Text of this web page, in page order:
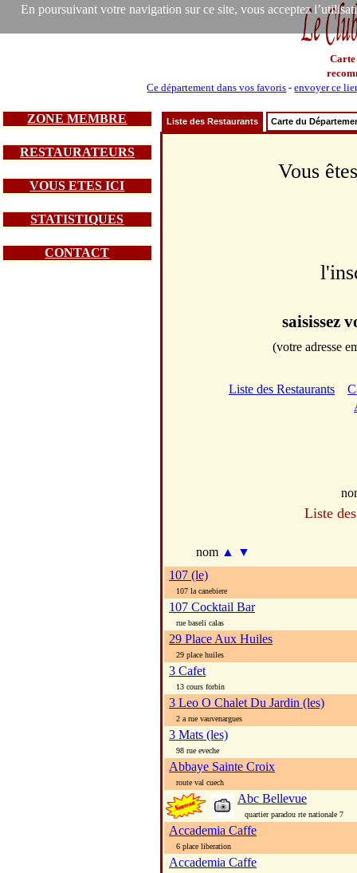
En poursuivant votre navigation sur ce site, vous acceptez
Carte
Ce département dans vos favoris -envoyer ce
ZONE MEMBRE
RESTAURATEURS
VOUS ETES ICI
STATISTIQUES
CONTACT
Liste des Restaurants Carte du
Vous
saisissez
(votre adresse
Liste des Restaurants
Liste
nom ▲
▼
107 (le)
107 la canebiere
107 Cocktail Bar
rue baseli calas
29 Place Aux Huiles
29 place huiles
3 Cafet
13 cours forbin
3 Leo O Chalet Du Jardin (les)
2 a rue vauvenargues
3 Mats (les)
98 rue eveche
Abbaye Sainte Croix
route val cuech
Abc Bellevue
quartier paradou rte nationale 7
Accademia Caffe
6 place liberation
Accademia Caffe